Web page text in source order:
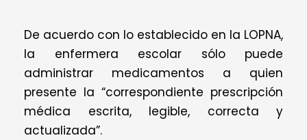
De acuerdo con lo establecido en la LOPNA,
la enfermera escolar sólo puede
administrar medicamentos a quien
presente la “correspondiente prescripción
médica escrita, legible, correcta y
actualizada”.